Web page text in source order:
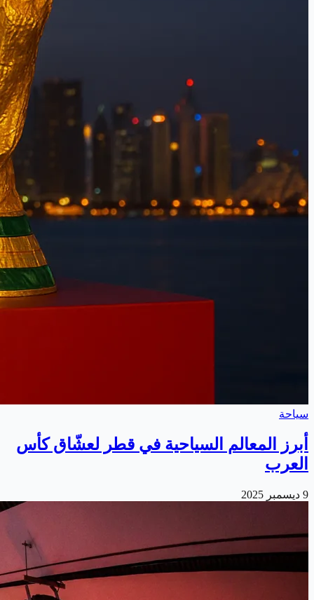
سياحة
أبرز المعالم السياحية في قطر لعشّاق كأس
العرب
9 ديسمبر 2025